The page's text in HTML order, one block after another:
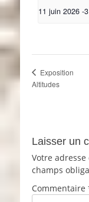
11 juin 2026 -
Exposition
Altitudes
Laisser un
Votre
champs
Commentaire